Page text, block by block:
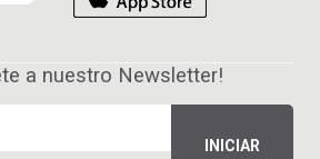
a nuestro Newsletter!